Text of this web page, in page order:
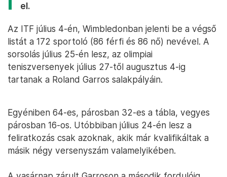
el.
Az ITF július 4-én, Wimbledonban jelenti be a végső
listát a 172 sportoló (86 férfi és 86 nő) nevével. A
sorsolás július 25-én lesz, az olimpiai
teniszversenyek július 27-től augusztus 4-ig
tartanak a Roland Garros salakpályáin.
Egyéniben 64-es, párosban 32-es a tábla, vegyes
párosban 16-os. Utóbbiban július 24-én lesz a
feliratkozás csak azoknak, akik már kvalifikáltak a
másik négy versenyszám valamelyikében.